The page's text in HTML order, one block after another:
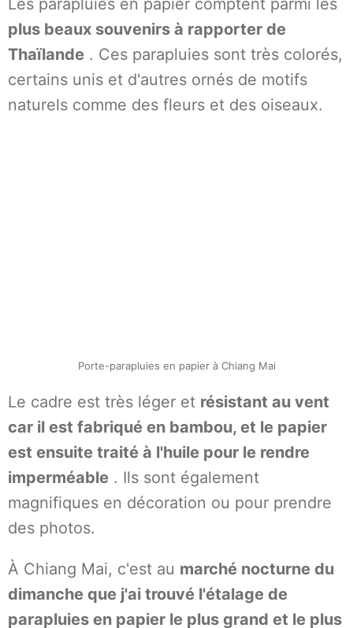
Les parapluies en papier comptent parmi les
plus beaux souvenirs à rapporter de
Thaïlande . Ces parapluies sont très colorés,
certains unis et d'autres ornés de motifs
naturels comme des fleurs et des oiseaux.
Porte-parapluies en papier à Chiang Mai
Le cadre est très léger et résistant au vent
car il est fabriqué en bambou, et le papier
est ensuite traité à l'huile pour le rendre
imperméable . Ils sont également
magnifiques en décoration ou pour prendre
des photos.
À Chiang Mai, c'est au marché nocturne du
dimanche que j'ai trouvé l'étalage de
parapluies en papier le plus grand et le plus